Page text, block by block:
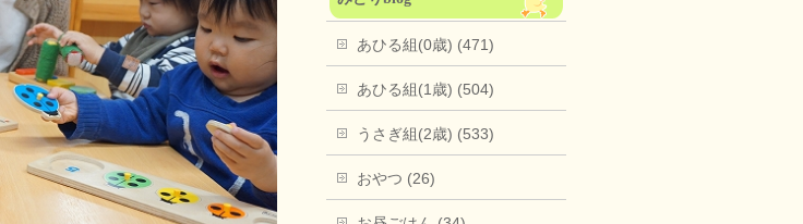
あひる組(0歳) (471)
あひる組(1歳) (504)
うさぎ組(2歳) (533)
おやつ (26)